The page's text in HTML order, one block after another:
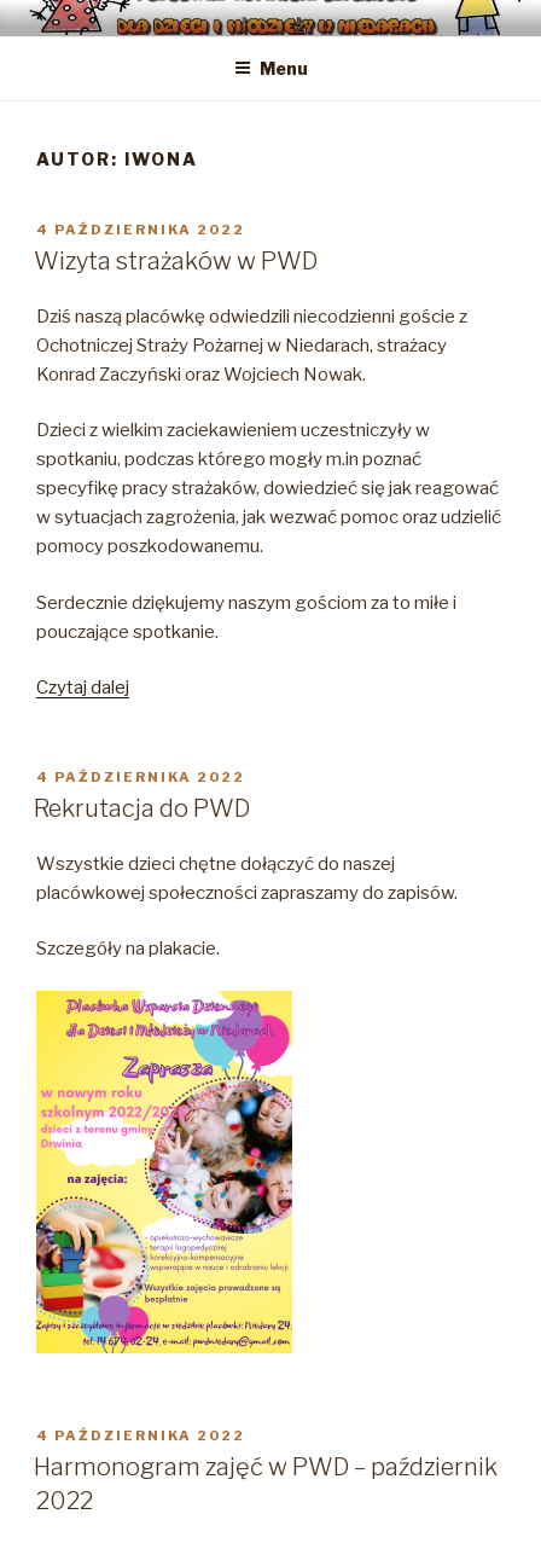
Przejdź
do
PLACÓWKA WSPARCIA
DZIENNEGO DLA DZIECI I
MŁODZIEŻY W NIEDARACH
Placówka Wsparcia Dziennego dla dzieci i młodzieży w Niedarach
Menu
AUTOR: IWONA
OPUBLIKOWANE
W
4 PAŹDZIERNIKA 2022
Wizyta strażaków w PWD
Dziś naszą placówkę odwiedzili niecodzienni goście z
Ochotniczej Straży Pożarnej w Niedarach, strażacy
Konrad Zaczyński oraz Wojciech Nowak.
Dzieci z wielkim zaciekawieniem uczestniczyły w
spotkaniu, podczas którego mogły m.in poznać
specyfikę pracy strażaków, dowiedzieć się jak reagować
w sytuacjach zagrożenia, jak wezwać pomoc oraz udzielić
pomocy poszkodowanemu.
Serdecznie dziękujemy naszym gościom za to miłe i
pouczające spotkanie.
Czytaj dalej
PWD”
OPUBLIKOWANE
W
4 PAŹDZIERNIKA 2022
Rekrutacja do PWD
Wszystkie dzieci chętne dołączyć do naszej
placówkowej społeczności zapraszamy do zapisów.
Szczegóły na plakacie.
OPUBLIKOWANE
W
4 PAŹDZIERNIKA 2022
Harmonogram zajęć w PWD – październik
2022